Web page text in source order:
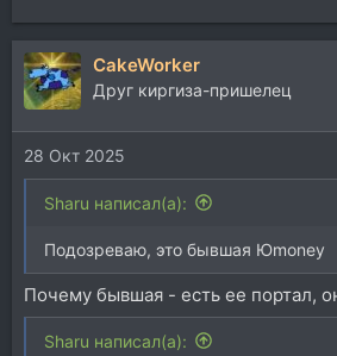
CakeWorker
Друг киргиза-пришелец
28 Окт 2025
Sharu написал(а):
Подозреваю, это бывшая Юmoney
Почему бывшая - есть ее портал,
Sharu написал(а):